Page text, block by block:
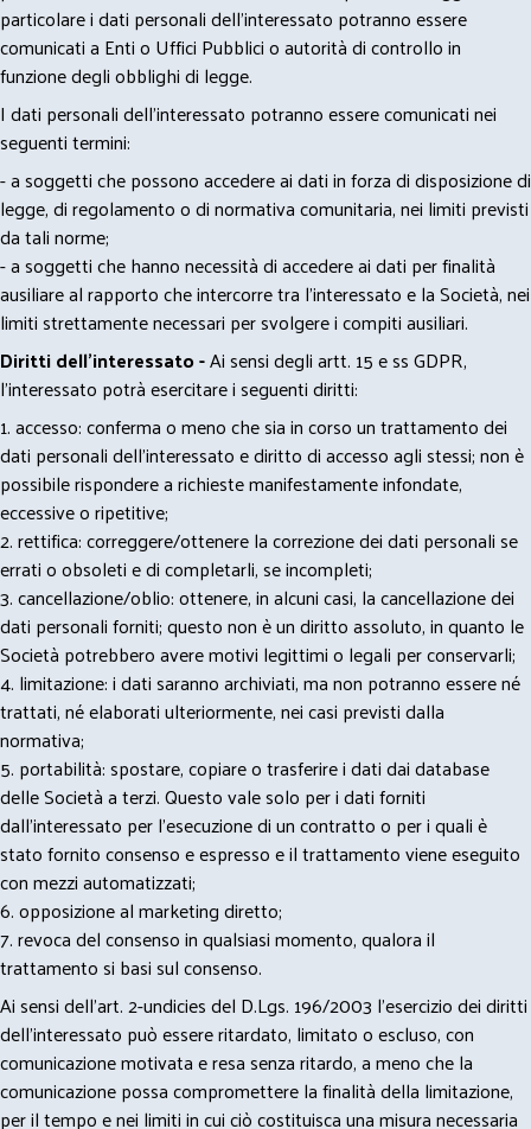
particolare i dati personali dell’interessato potranno essere
comunicati a Enti o Uffici Pubblici o autorità di controllo in
funzione degli obblighi di legge.
I dati personali dell’interessato potranno essere comunicati nei
seguenti termini:
- a soggetti che possono accedere ai dati in forza di disposizione di
legge, di regolamento o di normativa comunitaria, nei limiti previsti
da tali norme;
- a soggetti che hanno necessità di accedere ai dati per finalità
ausiliare al rapporto che intercorre tra l’interessato e la Società, nei
limiti strettamente necessari per svolgere i compiti ausiliari.
Diritti dell’interessato -Ai sensi degli artt. 15 e ss GDPR,
l’interessato potrà esercitare i seguenti diritti:
1. accesso: conferma o meno che sia in corso un trattamento dei
dati personali dell’interessato e diritto di accesso agli stessi; non è
possibile rispondere a richieste manifestamente infondate,
eccessive o ripetitive;
2. rettifica: correggere/ottenere la correzione dei dati personali se
errati o obsoleti e di completarli, se incompleti;
3. cancellazione/oblio: ottenere, in alcuni casi, la cancellazione dei
dati personali forniti; questo non è un diritto assoluto, in quanto le
Società potrebbero avere motivi legittimi o legali per conservarli;
4. limitazione: i dati saranno archiviati, ma non potranno essere né
trattati, né elaborati ulteriormente, nei casi previsti dalla
normativa;
5. portabilità: spostare, copiare o trasferire i dati dai database
delle Società a terzi. Questo vale solo per i dati forniti
dall’interessato per l’esecuzione di un contratto o per i quali è
stato fornito consenso e espresso e il trattamento viene eseguito
con mezzi automatizzati;
6. opposizione al marketing diretto;
7. revoca del consenso in qualsiasi momento, qualora il
trattamento si basi sul consenso.
Ai sensi dell’art. 2-undicies del D.Lgs. 196/2003 l’esercizio dei diritti
dell’interessato può essere ritardato, limitato o escluso, con
comunicazione motivata e resa senza ritardo, a meno che la
comunicazione possa compromettere la finalità della limitazione,
per il tempo e nei limiti in cui ciò costituisca una misura necessaria